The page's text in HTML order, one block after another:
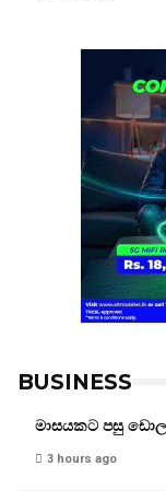
BUSINESS
මාසයකට පසු
3 hours ago